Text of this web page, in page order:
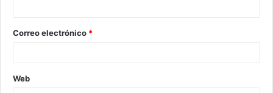
Correo electrónico *
Web